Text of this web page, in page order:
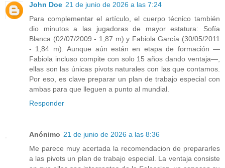
John Doe 21 de junio de 2026 a las 7:24
Para complementar el artículo, el cuerpo técnico también
dio minutos a las jugadoras de mayor estatura: Sofía
Blanca (02/07/2009 - 1,87 m) y Fabiola García (30/05/2011
- 1,84 m). Aunque aún están en etapa de formación —
Fabiola incluso compite con solo 15 años dando ventaja—,
ellas son las únicas pivots naturales con las que contamos.
Por eso, es clave preparar un plan de trabajo especial con
ambas para que lleguen a punto al mundial.
Responder
Anónimo 21 de junio de 2026 a las 8:36
Me parece muy acertada la recomendacion de prepararles
a las pivots un plan de trabajo especial. La ventaja consiste